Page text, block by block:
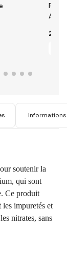
2
soutenir la
qui sont
Ce produit
impuretés et
nitrates, sans